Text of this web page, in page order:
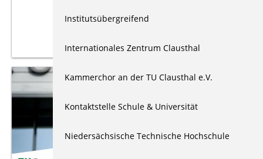
Institutsübergreifend
Internationales Zentrum Clausthal
Kammerchor an der TU Clausthal e.V.
Kontaktstelle Schule & Universität
Niedersächsische Technische Hochschule